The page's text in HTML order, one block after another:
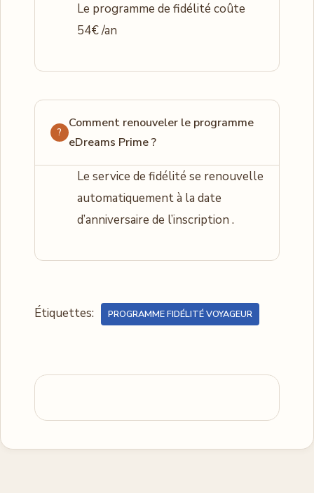
Le programme de fidélité coûte
54€ /an
Comment renouveler le programme
eDreams Prime ?
Le service de fidélité se renouvelle
automatiquement à la date
d’anniversaire de l’inscription .
Étiquettes: PROGRAMME FIDÉLITÉ VOYAGEUR